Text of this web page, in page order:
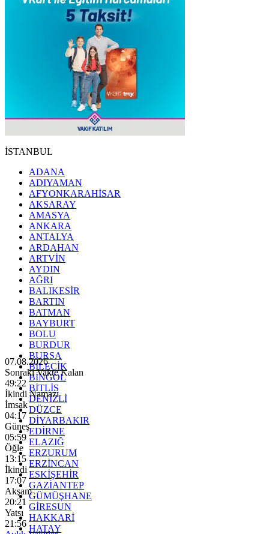
İSTANBUL
ADANA
ADIYAMAN
AFYONKARAHİSAR
AKSARAY
AMASYA
ANKARA
ANTALYA
ARDAHAN
ARTVİN
AYDIN
AĞRI
BALIKESİR
BARTIN
BATMAN
BAYBURT
BOLU
BURDUR
BURSA
BİLECİK
BİNGÖL
BİTLİS
DENİZLİ
DÜZCE
DİYARBAKIR
EDİRNE
ELAZIĞ
ERZURUM
ERZİNCAN
ESKİŞEHİR
GAZİANTEP
GÜMÜŞHANE
GİRESUN
HAKKARİ
HATAY
07.08.2026
Sonraki Vakte Kalan
49:20
İkindi Namazı
İmsak
04:17
Güneş
05:59
Öğle
13:15
İkindi
17:07
Akşam
20:21
Yatsı
21:56